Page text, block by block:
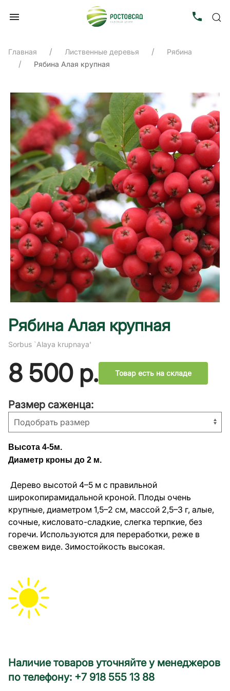
Главная Лиственные деревья
Рябина
Рябина Алая крупная
Рябина Алая крупная
Sorbus `Alaya krupnaya'
8 500р. Товар есть на складе
Размер саженца:
Высота 4-5м.
Диаметр кроны до 2 м.
Дерево высотой 4–5 м с правильной
широкопирамидальной кроной. Плоды очень
крупные, диаметром 1,5–2 см, массой 2,5–3 г, алые,
сочные, кисловато-сладкие, слегка терпкие, без
горечи. Используются для переработки, реже в
свежем виде. Зимостойкость высокая.
Наличие товаров уточняйте у менеджеров
по телефону: +7 918 555 13 88